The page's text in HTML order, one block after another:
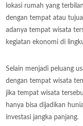
lokasi rumah yang
dengan tempat atau
adanya tempat wisata
kegiatan ekonomi di
Selain menjadi peluang
dengan tempat wisata
jika tempat wisata
hanya bisa dijadikan
investasi jangka panjang.